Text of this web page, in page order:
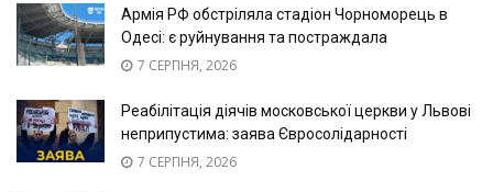
Армія РФ обстріляла стадіон Чорноморець в
Одесі: є руйнування та постраждала
7 СЕРПНЯ, 2026
Реабілітація діячів московської церкви у Львові
неприпустима: заява Євросолідарності
7 СЕРПНЯ, 2026